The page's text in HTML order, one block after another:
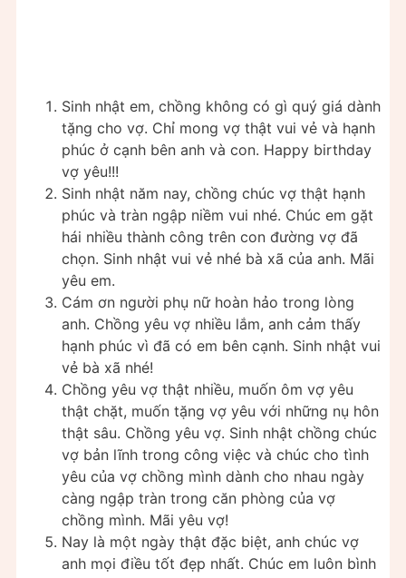
Sinh nhật em, chồng không có gì quý giá dành
tặng cho vợ. Chỉ mong vợ thật vui vẻ và hạnh
phúc ở cạnh bên anh và con. Happy birthday
vợ yêu!!!
Sinh nhật năm nay, chồng chúc vợ thật hạnh
phúc và tràn ngập niềm vui nhé. Chúc em gặt
hái nhiều thành công trên con đường vợ đã
chọn. Sinh nhật vui vẻ nhé bà xã của anh. Mãi
yêu em.
Cám ơn người phụ nữ hoàn hảo trong lòng
anh. Chồng yêu vợ nhiều lắm, anh cảm thấy
hạnh phúc vì đã có em bên cạnh. Sinh nhật vui
vẻ bà xã nhé!
Chồng yêu vợ thật nhiều, muốn ôm vợ yêu
thật chặt, muốn tặng vợ yêu với những nụ hôn
thật sâu. Chồng yêu vợ. Sinh nhật chồng chúc
vợ bản lĩnh trong công việc và chúc cho tình
yêu của vợ chồng mình dành cho nhau ngày
càng ngập tràn trong căn phòng của vợ
chồng mình. Mãi yêu vợ!
Nay là một ngày thật đặc biệt, anh chúc vợ
anh mọi điều tốt đẹp nhất. Chúc em luôn bình